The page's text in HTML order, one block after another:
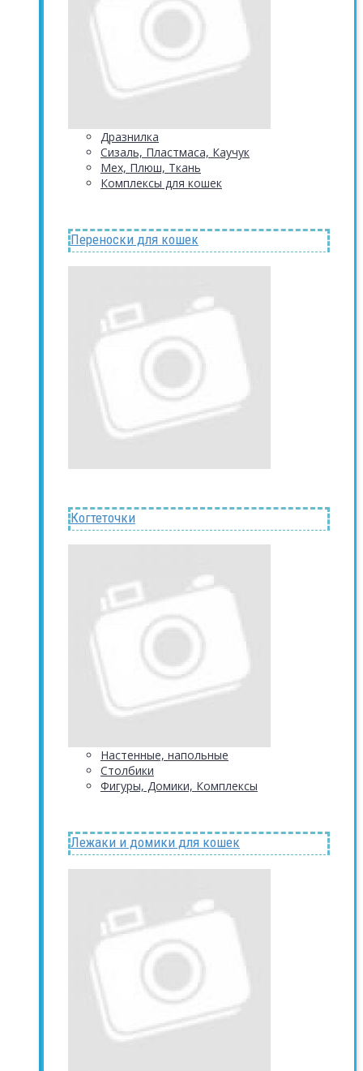
Дразнилка
Сизаль, Пластмаса, Каучук
Мех, Плюш, Ткань
Комплексы для кошек
Переноски для кошек
Когтеточки
Настенные, напольные
Столбики
Фигуры, Домики, Комплексы
Лежаки и домики для кошек